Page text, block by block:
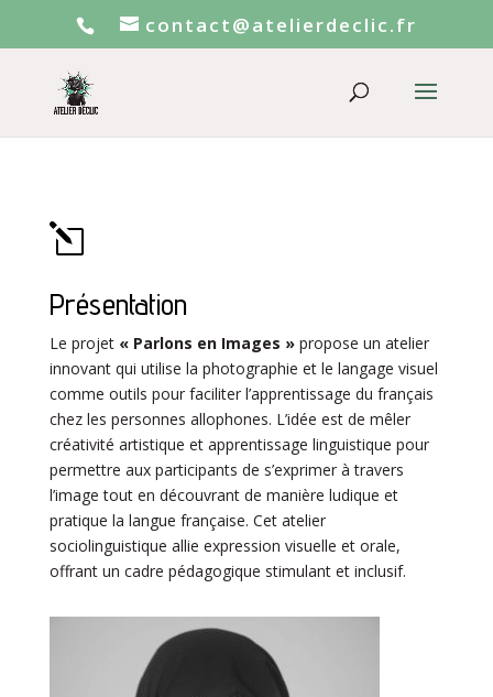
contact@atelierdeclic.fr
l
Présentation
Le projet « Parlons en Images »propose un atelier
innovant qui utilise la photographie et le langage visuel
comme outils pour faciliter l’apprentissage du français
chez les personnes allophones. L’idée est de mêler
créativité artistique et apprentissage linguistique pour
permettre aux participants de s’exprimer à travers
l’image tout en découvrant de manière ludique et
pratique la langue française. Cet atelier
sociolinguistique allie expression visuelle et orale,
offrant un cadre pédagogique stimulant et inclusif.